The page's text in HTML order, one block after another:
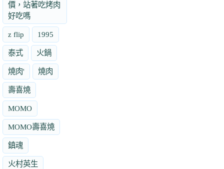
價，站著吃烤肉
好吃嗎
z flip 1995
泰式 火鍋
燒肉' 燒肉
壽喜燒
MOMO
MOMO壽喜燒
鎮魂
火村英生